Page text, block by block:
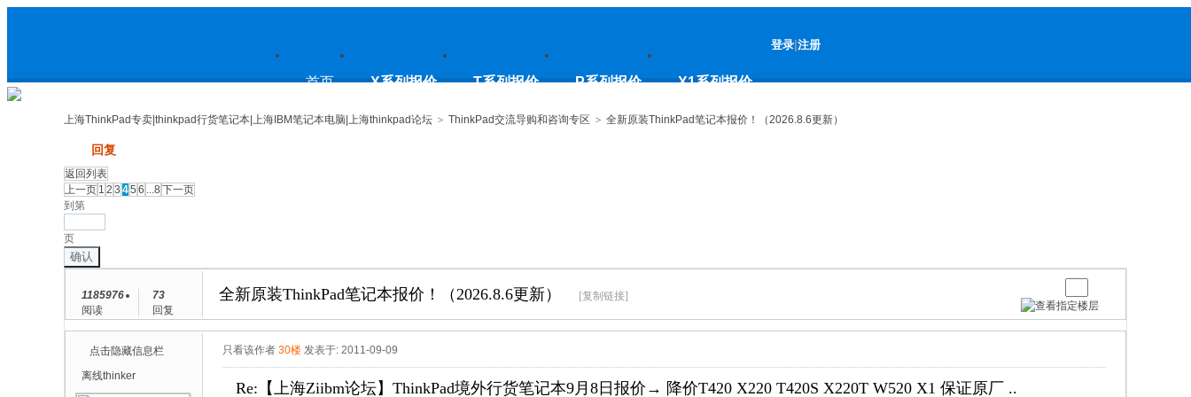
上
海ThinkPad专卖|thinkpad行货笔
记本|上海IBM笔记本电脑|上海
thinkpad论坛
首页 X系列报价 T系列报价 P系列报价 X1系列报价
登录 注册
上海ThinkPad专卖|thinkpad行货笔记本|上海IBM笔记本电脑|上海thinkpad论坛 > ThinkPad交流导购和咨询专区 > 全新原装ThinkPad笔记本报价！（2026.8.6更新）
回复
返回列表
上一页 1 2 3 45 6 ...8 下一页
到第
页
确认
1185976
阅读
73
回复
全新原装ThinkPad笔记本报价！（2026.8.6更新） [复制链接]
点击隐藏信息栏
离线thinker
只看该作者 30楼 发表于: 2011-09-09
Re:【上海Ziibm论坛】ThinkPad境外行货笔记本9月8日报价→ 降价T420 X220 T420S X220T W520 X1 保证原厂 ..